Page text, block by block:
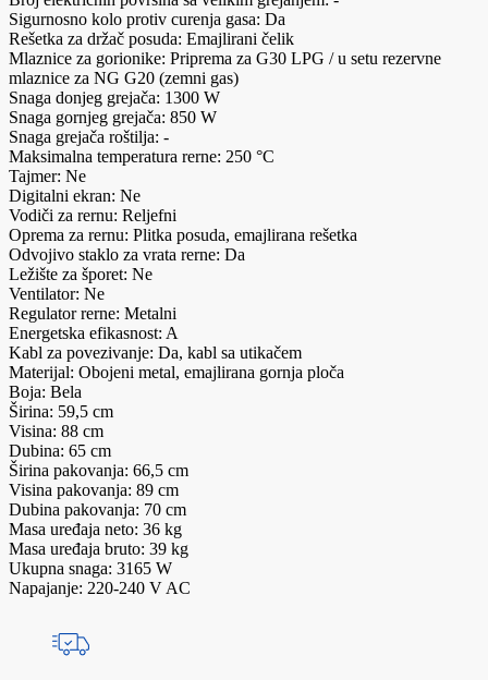
Sigurnosno kolo protiv curenja gasa: Da
Rešetka za držač posuda: Emajlirani čelik
Mlaznice za gorionike: Priprema za G30 LPG / u setu rezervne
mlaznice za NG G20 (zemni gas)
Snaga donjeg grejača: 1300 W
Snaga gornjeg grejača: 850 W
Snaga grejača roštilja: -
Maksimalna temperatura rerne: 250 °C
Tajmer: Ne
Digitalni ekran: Ne
Vodiči za rernu: Reljefni
Oprema za rernu: Plitka posuda, emajlirana rešetka
Odvojivo staklo za vrata rerne: Da
Ležište za šporet: Ne
Ventilator: Ne
Regulator rerne: Metalni
Energetska efikasnost: A
Kabl za povezivanje: Da, kabl sa utikačem
Materijal: Obojeni metal, emajlirana gornja ploča
Boja: Bela
Širina: 59,5 cm
Visina: 88 cm
Dubina: 65 cm
Širina pakovanja: 66,5 cm
Visina pakovanja: 89 cm
Dubina pakovanja: 70 cm
Masa uređaja neto: 36 kg
Masa uređaja bruto: 39 kg
Ukupna snaga: 3165 W
Napajanje: 220-240 V AC